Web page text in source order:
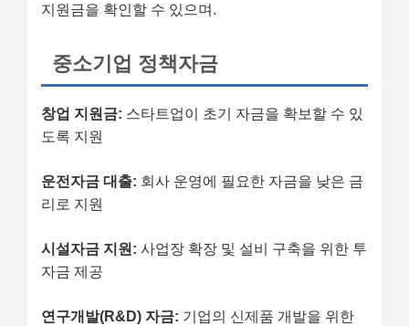
지원금을 확인할 수 있으며.
중소기업 정책자금
창업 지원금: 스타트업이 초기 자금을 확보할 수 있
도록 지원
운전자금 대출: 회사 운영에 필요한 자금을 낮은 금
리로 지원
시설자금 지원: 사업장 확장 및 설비 구축을 위한 투
자금 제공
연구개발(R&D) 자금: 기업의 신제품 개발을 위한